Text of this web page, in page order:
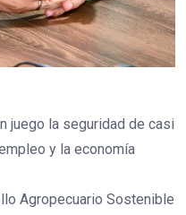
juego la seguridad de casi
y la economía
Agropecuario Sostenible